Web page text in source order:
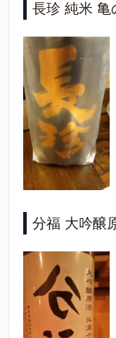
長珍 純米
分福 大吟醸